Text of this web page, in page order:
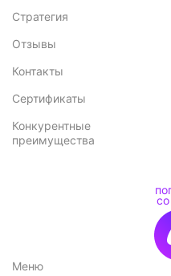
Стратегия
Отзывы
Контакты
Сертификаты
Конкурентные
преимущества
Меню